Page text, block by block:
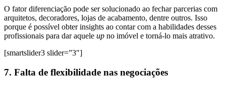
O fator diferenciação pode ser solucionado ao fechar parcerias com
arquitetos, decoradores, lojas de acabamento, dentre outros. Isso
porque é possível obter insights ao contar com a habilidades desses
profissionais para dar aquele up no imóvel e torná-lo mais atrativo.
[smartslider3 slider=”3″]
7. Falta de flexibilidade nas negociações